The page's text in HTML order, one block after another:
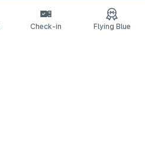
Check-in Flying Blue